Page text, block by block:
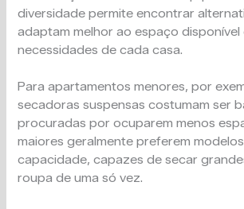
diversidade permite encontrar
adaptam melhor ao espaço disponível
necessidades de cada casa.
Para apartamentos menores, por
secadoras suspensas costumam ser
procuradas por ocuparem menos
maiores geralmente preferem
capacidade, capazes de secar
roupa de uma só vez.